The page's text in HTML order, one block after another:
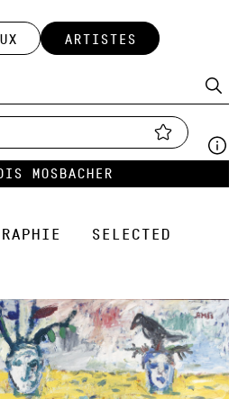
ARTISTES
Mosbacher
Selected